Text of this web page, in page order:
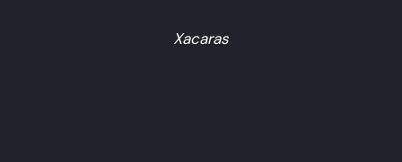
Xacaras